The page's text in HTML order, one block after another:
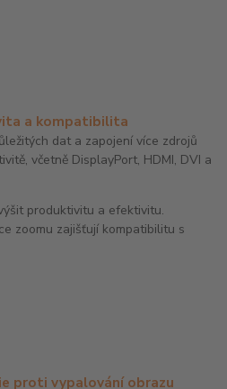
a kompatibilita
dat a zapojení více zdrojů
včetně DisplayPort, HDMI, DVI a
produktivitu a efektivitu.
zoomu zajišťují kompatibilitu s
proti vypalování obrazu